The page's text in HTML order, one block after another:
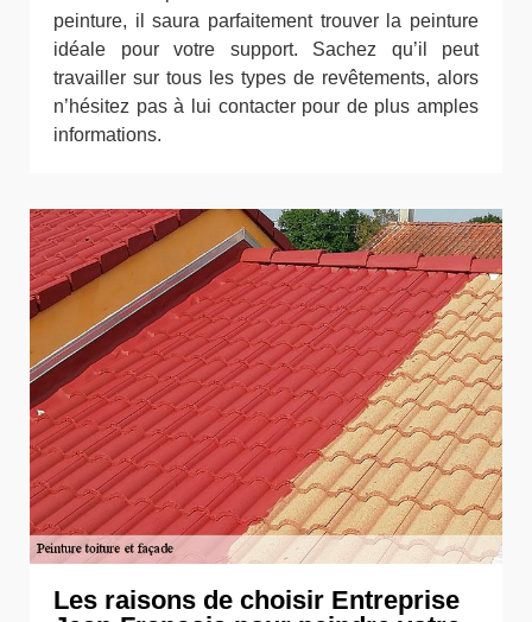
peinture, il saura parfaitement trouver la peinture
idéale pour votre support. Sachez qu’il peut
travailler sur tous les types de revêtements, alors
n’hésitez pas à lui contacter pour de plus amples
informations.
Les raisons de choisir Entreprise